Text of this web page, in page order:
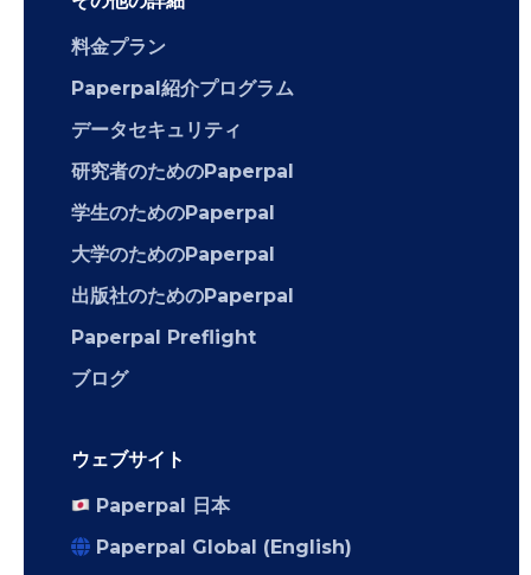
料金プラン
Paperpal紹介プログラム
データセキュリティ
研究者のためのPaperpal
学生のためのPaperpal
大学のためのPaperpal
出版社のためのPaperpal
Paperpal Preflight
ブログ
ウェブサイト
Paperpal 日本
Paperpal Global (English)